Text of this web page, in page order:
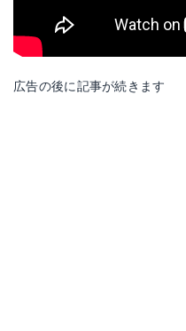
広告の後に記事が続きます